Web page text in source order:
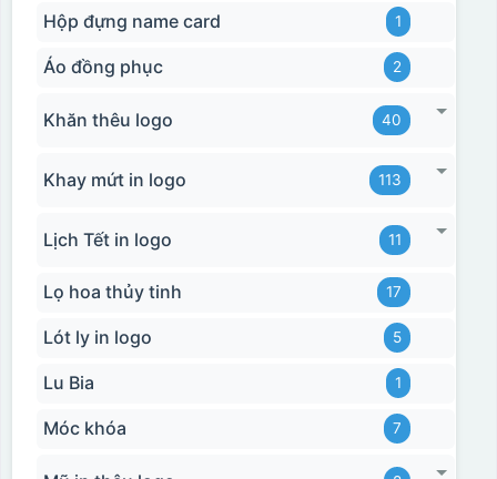
Hộp đựng name card 1
Áo đồng phục 2
Khăn thêu logo 40
Khay mứt in logo 113
Lịch Tết in logo 11
Lọ hoa thủy tinh 17
Lót ly in logo 5
Lu Bia 1
Móc khóa 7